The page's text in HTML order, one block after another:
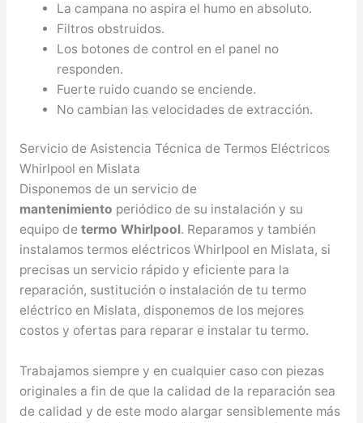
La campana no aspira el humo en absoluto.
Filtros obstruidos.
Los botones de control en el panel no
responden.
Fuerte ruido cuando se enciende.
No cambian las velocidades de extracción.
Servicio de Asistencia Técnica de Termos Eléctricos
Whirlpool en Mislata
Disponemos de un servicio de
mantenimiento periódico de su instalación y su
equipo de termo Whirlpool. Reparamos y también
instalamos termos eléctricos Whirlpool en Mislata, si
precisas un servicio rápido y eficiente para la
reparación, sustitución o instalación de tu termo
eléctrico en Mislata, disponemos de los mejores
costos y ofertas para reparar e instalar tu termo.
Trabajamos siempre y en cualquier caso con piezas
originales a fin de que la calidad de la reparación sea
de calidad y de este modo alargar sensiblemente más